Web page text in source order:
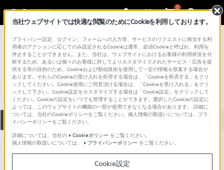
0
総合サポート・お問い合わせ プロフェッショナル／業務用
N-2515M
全て ダウンロード 取扱説明書 Q&A
ダウンロード
当社ウェブサイトでは快適な閲覧のためにCookieを利用しております。
プライバシー設定、ログイン、フォームへの入力等、サービスのリクエストに相当する利
用者のアクションに応じてのみ設定されるCookieは通常、必須Cookieと呼ばれ、利用を
停止することができません。また、当社は、ウェブサイトにおけるお客様の利用状況を分
析するため、あるいは個々のお客様に対してよりカスタマイズされたサービス・広告を提
供する等の目的のため、Cookieおよび類似技術を使用して一定の情報を収集する場合が
あります。それらのCookieの受け入れを拒否する場合は、「Cookieを拒否する」をクリ
ックしてください。Cookie使用にご同意頂ける場合は、「Cookieを受け入れる」をクリ
ックして下さい。Cookie設定をカスタマイズする場合は「Cookie設定」をクリックして
ください。Cookieの設定をいつでも管理することができます。選択したCookieの設定に
よっては、このウェブサイトの機能の一部が使用できなくなる場合があります。 詳細に
ついては、当社のCookieポリシーをご覧ください。個人情報の取扱いについては、プラ
イバシーポリシーをご覧ください。
詳細については、当社の
Cookieポリシー をご覧ください。
個人情報の取扱いについては、
プライバシーポリシー をご覧ください。
Cookie設定